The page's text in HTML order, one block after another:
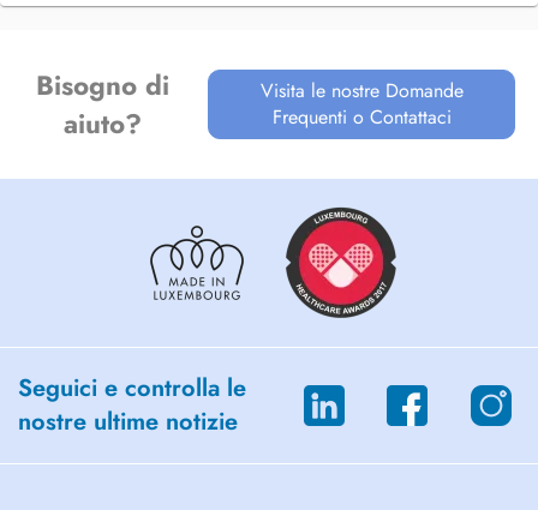
Cancellations made within 24 hours of the scheduled appointment will
incur a charge.
Bisogno di
aiuto?
Visita le nostre Domande
Frequenti o Contattaci
Seguici e controlla le
nostre ultime notizie